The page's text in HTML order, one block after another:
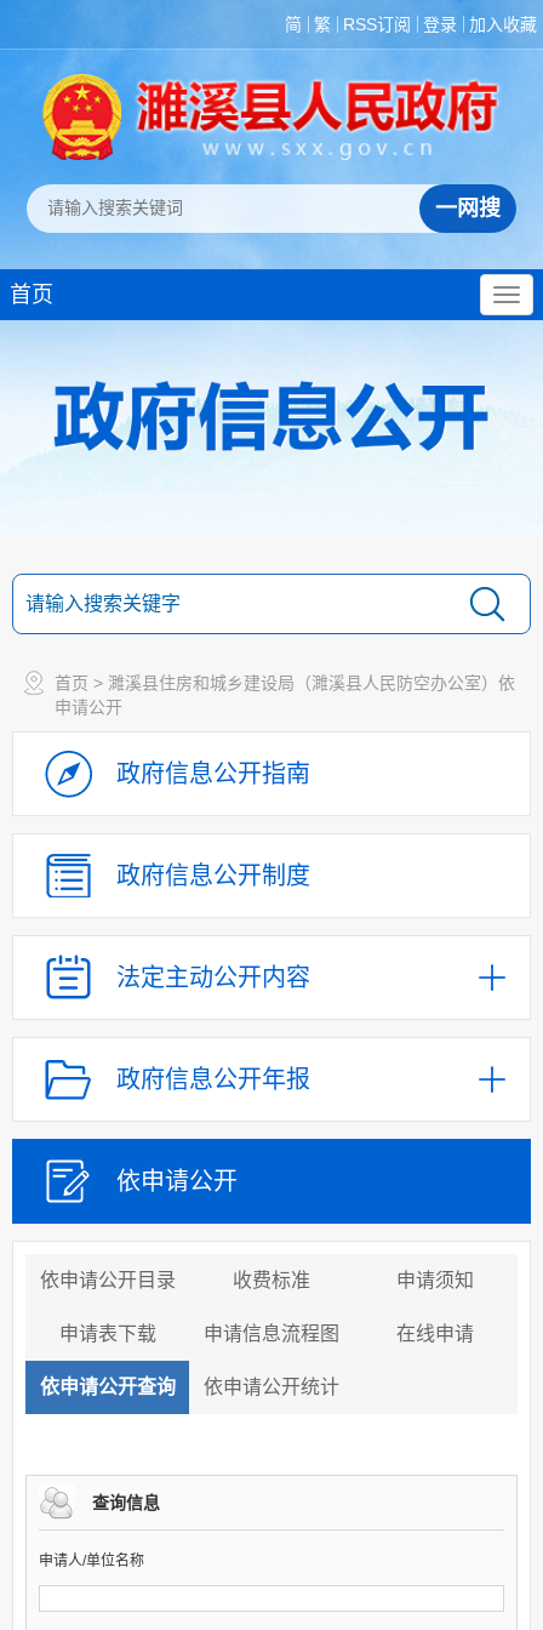
简 繁 RSS订阅 登录 加入收藏
首页
首页 > 濉溪县住房和城乡建设局（濉溪县人民防空办公室）依
申请公开
政府信息公开指南
政府信息公开制度
法定主动公开内容
政府信息公开年报
依申请公开
依申请公开目录 收费标准 申请须知
申请表下载 申请信息流程图 在线申请
依申请公开查询 依申请公开统计
查询信息
申请人/单位名称